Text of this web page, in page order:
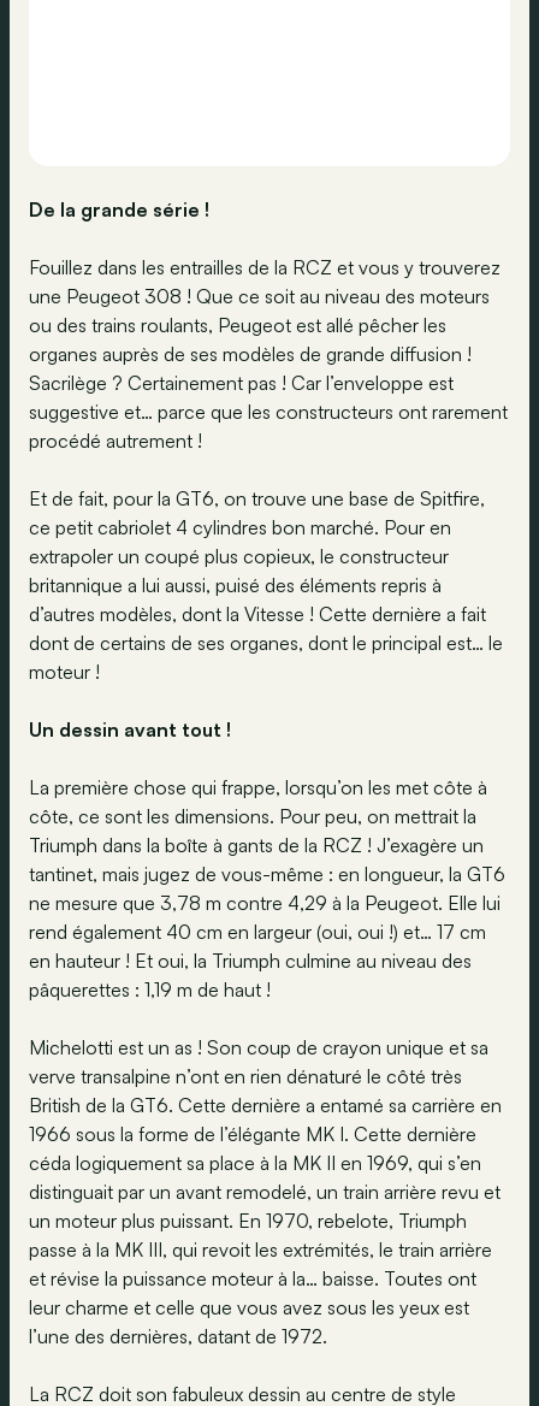
De la grande série !
Fouillez dans les entrailles de la RCZ et vous y trouverez
une Peugeot 308 ! Que ce soit au niveau des moteurs
ou des trains roulants, Peugeot est allé pêcher les
organes auprès de ses modèles de grande diffusion !
Sacrilège ? Certainement pas ! Car l’enveloppe est
suggestive et… parce que les constructeurs ont rarement
procédé autrement !
Et de fait, pour la GT6, on trouve une base de Spitfire,
ce petit cabriolet 4 cylindres bon marché. Pour en
extrapoler un coupé plus copieux, le constructeur
britannique a lui aussi, puisé des éléments repris à
d’autres modèles, dont la Vitesse ! Cette dernière a fait
dont de certains de ses organes, dont le principal est… le
moteur !
Un dessin avant tout !
La première chose qui frappe, lorsqu’on les met côte à
côte, ce sont les dimensions. Pour peu, on mettrait la
Triumph dans la boîte à gants de la RCZ ! J’exagère un
tantinet, mais jugez de vous-même : en longueur, la GT6
ne mesure que 3,78 m contre 4,29 à la Peugeot. Elle lui
rend également 40 cm en largeur (oui, oui !) et… 17 cm
en hauteur ! Et oui, la Triumph culmine au niveau des
pâquerettes : 1,19 m de haut !
Michelotti est un as ! Son coup de crayon unique et sa
verve transalpine n’ont en rien dénaturé le côté très
British de la GT6. Cette dernière a entamé sa carrière en
1966 sous la forme de l’élégante MK I. Cette dernière
céda logiquement sa place à la MK II en 1969, qui s’en
distinguait par un avant remodelé, un train arrière revu et
un moteur plus puissant. En 1970, rebelote, Triumph
passe à la MK III, qui revoit les extrémités, le train arrière
et révise la puissance moteur à la… baisse. Toutes ont
leur charme et celle que vous avez sous les yeux est
l’une des dernières, datant de 1972.
La RCZ doit son fabuleux dessin au centre de style